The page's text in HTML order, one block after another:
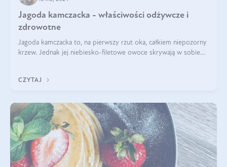
Jagoda kamczacka - właściwości odżywcze i
zdrowotne
Jagoda kamczacka to, na pierwszy rzut oka, całkiem niepozorny
krzew. Jednak jej niebiesko-filetowe owoce skrywają w sobie
CZYTAJ